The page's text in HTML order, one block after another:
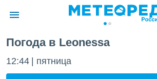
о
Погода в Leonessa
12:44 пятница